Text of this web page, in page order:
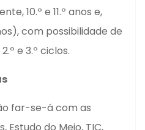
10.º e 11.º anos e,
com possibilidade de
e 3.º ciclos.
far-se-á com as